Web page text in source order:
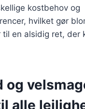
kostbehov og
hvilket gør
en alsidig ret, der
og
alle